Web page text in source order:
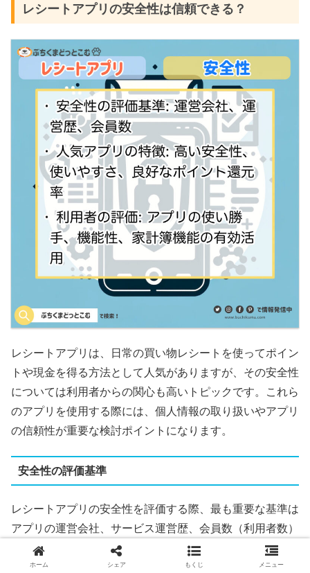
レシートアプリの安全性は信頼できる？
レシートアプリは、日常の買い物レシートを使ってポイン
トや現金を得る方法として人気がありますが、その安全性
については利用者からの関心も高いトピックです。これら
のアプリを使用する際には、個人情報の取り扱いやアプリ
の信頼性が重要な検討ポイントになります。
安全性の評価基準
レシートアプリの安全性を評価する際、最も重要な基準は
アプリの運営会社、サービス運営歴、会員数（利用者数）
です。運営元の信頼性、運営実績、世間からの信頼度がこ
れらの基準で判断され、ユーザーにとって信頼できるアプ
ホーム シェア もくじ メニュー